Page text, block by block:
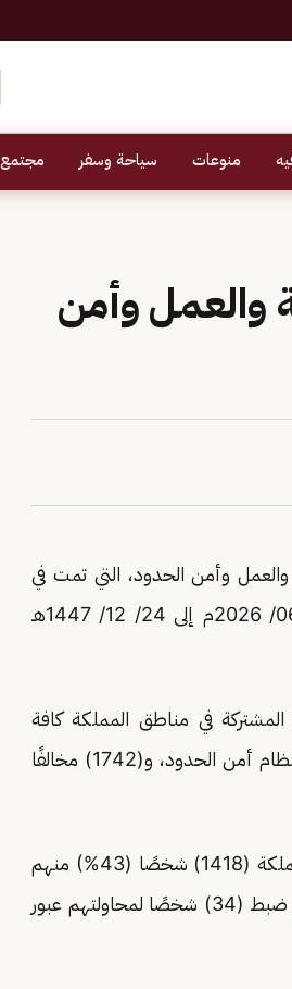
منوعات سياحة وسفر مجتمع
والعمل وأمن
وأمن الحدود، التي تمت في
كافة، وذلك للفترة من 18/ 12/ 1447هـ الموافق 04/ 06/ 2026م إلى 24/ 12/ 1447هـ
المشتركة في مناطق المملكة كافة
(10725) مخالفًا، منهم (5899) مخالفًا لنظام الإقامة، و(3084) مخالفًا لنظام أمن الحدود، و(1742) مخالفًا
ثانيًا: بلغ إجمالي من تم ضبطهم خلال محاولتهم عبور الحدود إلى داخل المملكة (1418) شخصًا (43%) منهم
يمنيو الجنسية، و(55%) إثيوبيو الجنسية، وجنسيات أخرى (02%)، كما تم ضبط (34) شخصًا لمحاولتهم عبور